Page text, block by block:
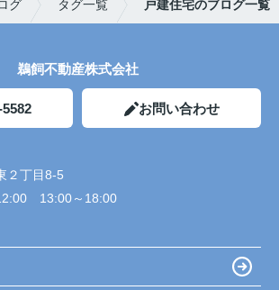
グ タグ一覧 戸建住宅のブログ一覧
鵜飼不動産株式会社
お問い合わせ
２丁目8-5
13:00～18:00